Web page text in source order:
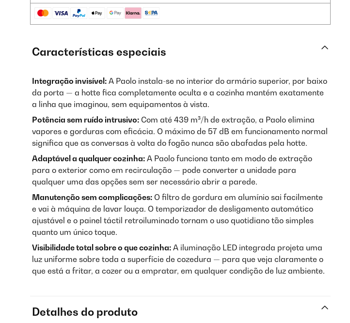
Características especiais
Integração invisível: A Paolo instala-se no interior do armário superior, por baixo
da porta — a hotte fica completamente oculta e a cozinha mantém exatamente
a linha que imaginou, sem equipamentos à vista.
Potência sem ruído intrusivo: Com até 439 m³/h de extração, a Paolo elimina
vapores e gorduras com eficácia. O máximo de 57 dB em funcionamento normal
significa que as conversas à volta do fogão nunca são abafadas pela hotte.
Adaptável a qualquer cozinha: A Paolo funciona tanto em modo de extração
para o exterior como em recirculação — pode converter a unidade para
qualquer uma das opções sem ser necessário abrir a parede.
Manutenção sem complicações: O filtro de gordura em alumínio sai facilmente
e vai à máquina de lavar louça. O temporizador de desligamento automático
ajustável e o painel táctil retroiluminado tornam o uso quotidiano tão simples
quanto um único toque.
Visibilidade total sobre o que cozinha: A iluminação LED integrada projeta uma
luz uniforme sobre toda a superfície de cozedura — para que veja claramente o
que está a fritar, a cozer ou a empratar, em qualquer condição de luz ambiente.
Detalhes do produto